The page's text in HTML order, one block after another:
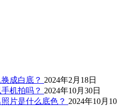
成白底？ 2024年2月18日
机拍吗？ 2024年10月30日
片是什么底色？ 2024年10月10